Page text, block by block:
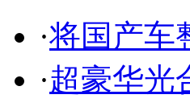
·将国产车
·超豪华光